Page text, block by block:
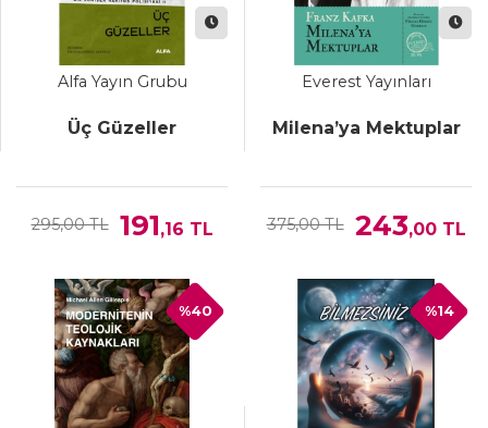
Alfa Yayın Grubu
Üç Güzeller
295,00 TL 191,16 TL
Everest Yayınları
Milena’ya Mektuplar
375,00 TL 243,00TL
%40 %14